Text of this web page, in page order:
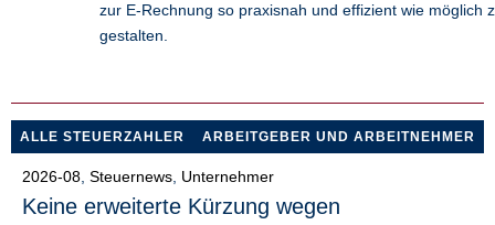
zur E-Rechnung so praxisnah und effizient wie möglich
gestalten.
ALLE STEUERZAHLER ARBEITGEBER UND ARBEITNEHMER
2026-08 Steuernews Unternehmer
Keine erweiterte Kürzung wegen